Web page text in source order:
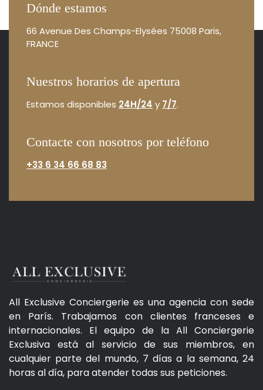
Dónde estamos
66 Avenue Des Champs-Elysées 75008 Paris,
FRANCE
Nuestros horarios de apertura
Estamos disponibles 24H/24 y 7/7.
Contacte con nosotros por teléfono
+33 6 34 66 68 83
All Exclusive Conciergerie es una agencia con sede
en París. Trabajamos con clientes franceses e
internacionales. El equipo de la All Conciergerie
Exclusiva está al servicio de sus miembros, en
cualquier parte del mundo, 7 días a la semana, 24
horas al día, para atender todas sus peticiones.